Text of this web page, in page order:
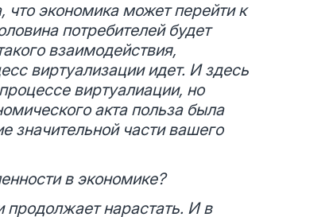
экономика может перейти к
потребителей будет
взаимодействия,
виртуализации идет. И здесь
виртуалиации, но
акта польза была
значительной части вашего
в экономике?
продолжает нарастать. И в